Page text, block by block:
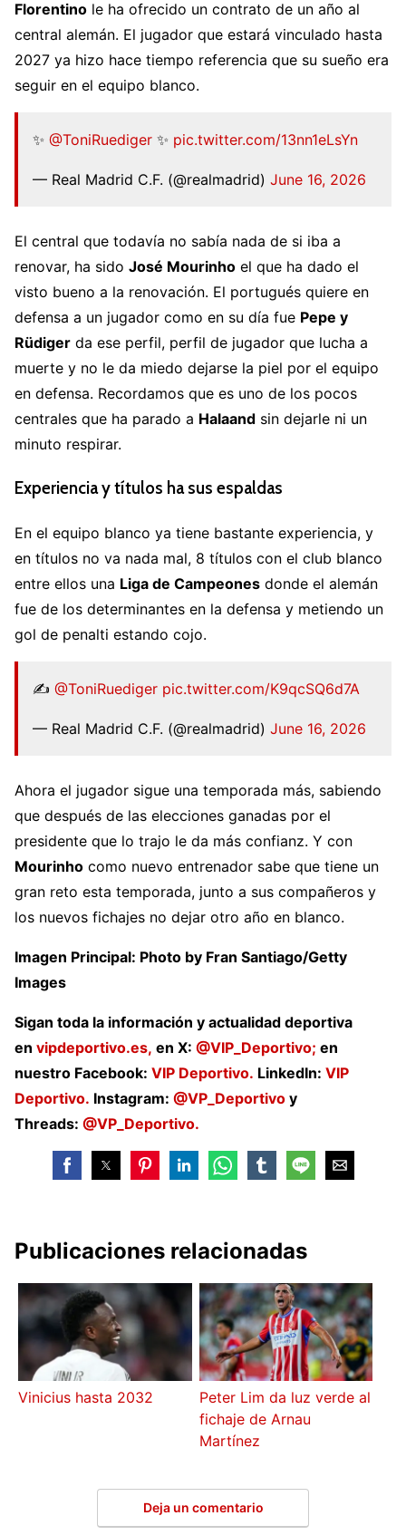
Florentino le ha ofrecido un contrato de un año al
central alemán. El jugador que estará vinculado hasta
2027 ya hizo hace tiempo referencia que su sueño era
seguir en el equipo blanco.
✨ @ToniRuediger ✨ pic.twitter.com/13nn1eLsYn
— Real Madrid C.F. (@realmadrid) June 16, 2026
El central que todavía no sabía nada de si iba a
renovar, ha sido José Mourinho el que ha dado el
visto bueno a la renovación. El portugués quiere en
defensa a un jugador como en su día fue Pepe y
Rüdiger da ese perfil, perfil de jugador que lucha a
muerte y no le da miedo dejarse la piel por el equipo
en defensa. Recordamos que es uno de los pocos
centrales que ha parado a Halaand sin dejarle ni un
minuto respirar.
Experiencia y títulos ha sus espaldas
En el equipo blanco ya tiene bastante experiencia, y
en títulos no va nada mal, 8 títulos con el club blanco
entre ellos una Liga de Campeones donde el alemán
fue de los determinantes en la defensa y metiendo un
gol de penalti estando cojo.
✍️ @ToniRuediger pic.twitter.com/K9qcSQ6d7A
— Real Madrid C.F. (@realmadrid) June 16, 2026
Ahora el jugador sigue una temporada más, sabiendo
que después de las elecciones ganadas por el
presidente que lo trajo le da más confianz. Y con
Mourinho como nuevo entrenador sabe que tiene un
gran reto esta temporada, junto a sus compañeros y
los nuevos fichajes no dejar otro año en blanco.
Imagen Principal: Photo by Fran Santiago/Getty
Images
Sigan toda la información y actualidad deportiva
en vipdeportivo.es, en X: @VIP_Deportivo; en
nuestro Facebook: VIP Deportivo. LinkedIn: VIP
Deportivo. Instagram: @VP_Deportivo y
Threads: @VP_Deportivo.
Publicaciones relacionadas
Vinicius hasta 2032
Peter Lim da luz verde al
fichaje de Arnau
Martínez
Deja un comentario